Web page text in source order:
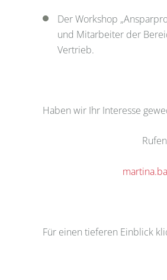
Der Workshop
und Mitarbeiter der
Vertrieb.
Haben wir Ihr Interesse
Für einen tieferen Einblick